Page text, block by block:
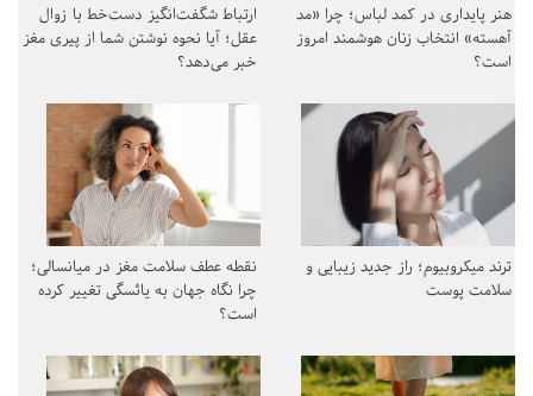
هنر پایداری در کمد لباس؛ چرا «مد
آهسته» انتخاب زنان هوشمند امروز
است؟
ارتباط شگفت‌انگیز دست‌خط با زوال
عقل؛ آیا نحوه نوشتن شما از پیری مغز
خبر می‌دهد؟
ترند میکروبیوم؛ راز جدید زیبایی و
سلامت پوست
نقطه عطف سلامت مغز در میانسالی؛
چرا نگاه جهان به یائسگی تغییر کرده
است؟